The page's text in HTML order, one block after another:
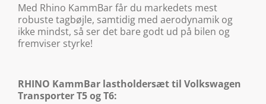
Med Rhino KammBar får du markedets mest
robuste tagbøjle, samtidig med aerodynamik og
ikke mindst, så ser det bare godt ud på bilen og
fremviser styrke!
RHINO KammBar lastholdersæt til Volkswagen
Transporter T5 og T6: